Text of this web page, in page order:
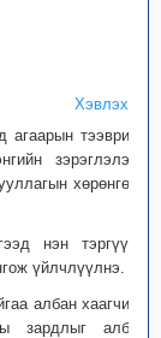
Хэвлэх
тээврийн
зэрэглэлээс
хөрөнгөөр
нэн тэргүүнд
үйлчлүүлнэ.
албан хаагчийн
зардлыг албан